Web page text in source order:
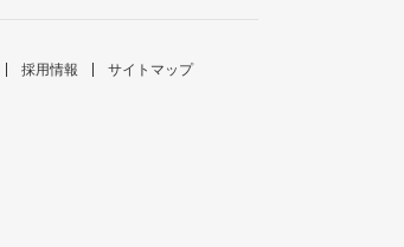
採用情報 サイトマップ